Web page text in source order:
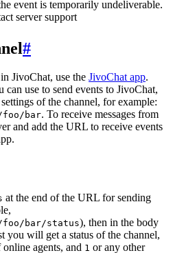
event is temporarily undeliverable.
server support
#
JivoChat, use the JivoChat app.
can use to send events to JivoChat,
of the channel, for example:
bar. To receive messages from
and add the URL to receive events
at the end of the URL for sending
bar/status), then in the body
you will get a status of the channel,
online agents, and 1 or any other